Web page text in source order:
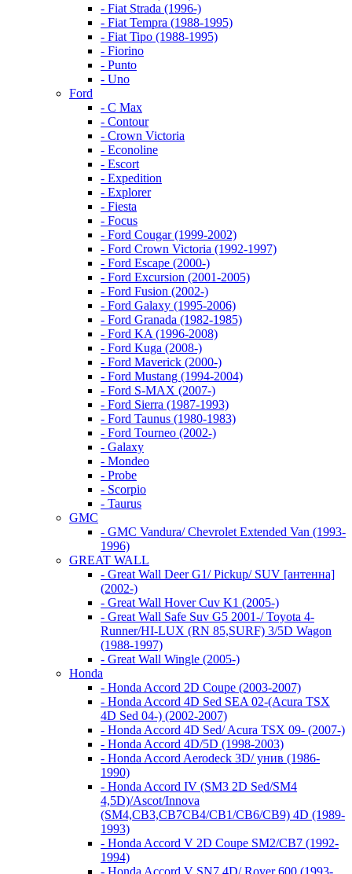
- Fiat Strada (1996-)
- Fiat Tempra (1988-1995)
- Fiat Tipo (1988-1995)
- Fiorino
- Punto
- Uno
Ford
- C Max
- Contour
- Crown Victoria
- Econoline
- Escort
- Expedition
- Explorer
- Fiesta
- Focus
- Ford Cougar (1999-2002)
- Ford Crown Victoria (1992-1997)
- Ford Escape (2000-)
- Ford Excursion (2001-2005)
- Ford Fusion (2002-)
- Ford Galaxy (1995-2006)
- Ford Granada (1982-1985)
- Ford KA (1996-2008)
- Ford Kuga (2008-)
- Ford Maverick (2000-)
- Ford Mustang (1994-2004)
- Ford S-MAX (2007-)
- Ford Sierra (1987-1993)
- Ford Taunus (1980-1983)
- Ford Tourneo (2002-)
- Galaxy
- Mondeo
- Probe
- Scorpio
- Taurus
GMC
- GMC Vandura/ Chevrolet Extended Van (1993-
1996)
GREAT WALL
- Great Wall Deer G1/ Pickup/ SUV [антенна]
(2002-)
- Great Wall Hover Cuv K1 (2005-)
- Great Wall Safe Suv G5 2001-/ Toyota 4-
Runner/HI-LUX (RN 85,SURF) 3/5D Wagon
(1988-1997)
- Great Wall Wingle (2005-)
Honda
- Honda Accord 2D Coupe (2003-2007)
- Honda Accord 4D Sed SEA 02-(Acura TSX
4D Sed 04-) (2002-2007)
- Honda Accord 4D Sed/ Acura TSX 09- (2007-)
- Honda Accord 4D/5D (1998-2003)
- Honda Accord Aerodeck 3D/ унив (1986-
1990)
- Honda Accord IV (SM3 2D Sed/SM4
4,5D)/Ascot/Innova
(SM4,CB3,CB7CB4/CB1/CB6/CB9) 4D (1989-
1993)
- Honda Accord V 2D Coupe SM2/CB7 (1992-
1994)
- Honda Accord V SN7 4D/ Rover 600 (1993-